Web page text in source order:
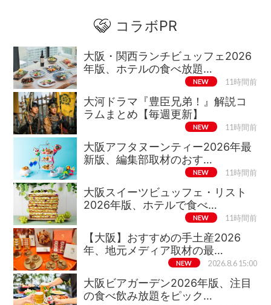
コラボPR
大阪・関西ランチビュッフェ2026
年版、ホテルの食べ放題…
NEW 11時間前
大河ドラマ『豊臣兄弟！』解説コ
ラムまとめ【毎週更新】
NEW 11時間前
大阪アフタヌーンティー2026年最
新版、編集部取材のおす…
NEW 11時間前
大阪スイーツビュッフェ・リスト
2026年版、ホテルで食べ…
NEW 11時間前
【大阪】おすすめの手土産2026
年、地元メディア取材の最…
NEW 2026.8.6 15:00
大阪ビアガーデン2026年版、注目
の食べ飲み放題をピック…